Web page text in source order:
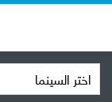
اختر السينما